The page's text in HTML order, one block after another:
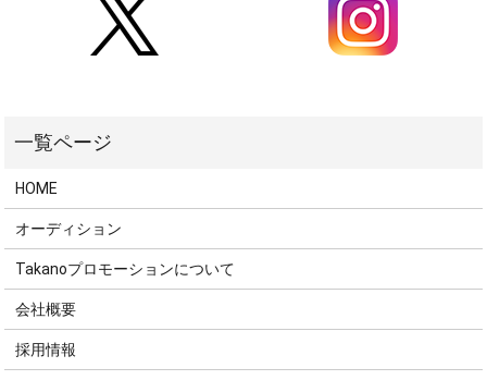
HOME
オーディション
Takanoプロモーションについて
会社概要
採用情報